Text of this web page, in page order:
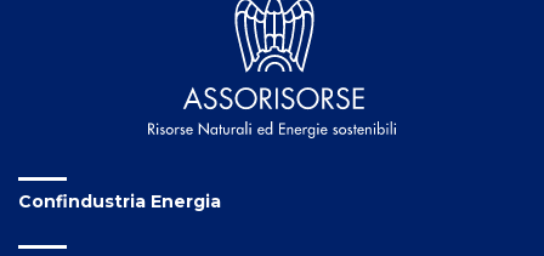
Confindustria Energia